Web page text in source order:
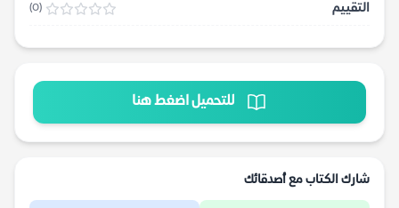
التقييم
(0)
للتحميل اضغط هنا
شارك الكتاب مع أصدقائك